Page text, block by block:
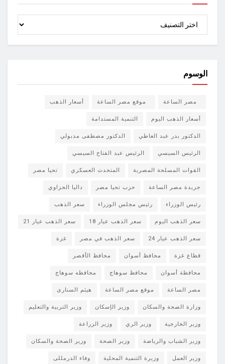
الأقسام
الوسوم
مصر الساعة موقع مصر الساعة أسعار الذهب
أسعار الذهب اليوم التنمية المستدامة
الدكتور بدر عبد العاطي الدكتور مصطفى مدبولي
الرئيس السيسي الرئيس عبد الفتاح السيسي
القوات المسلحة المصرية المتحدث العسكري تحيا مصر
جريدة مصر الساعة حزب تحيا مصر داليا الحزاوي
رئيس الوزراء رئيس مجلس الوزراء سعر الذهب
سعر الذهب اليوم سعر الذهب عيار 18 سعر الذهب عيار 21
سعر الذهب عيار 24 سعر الذهب في مصر غزة
قطاع غزة محافظ أسوان محافظ الأقصر
محافظة أسوان محافظ سوهاج محافظه سوهاج
مصر الساعة موقع مصر الساعة هيثم السنارى
وزارة الصحة والسكان وزير الإسكان وزير التربية والتعليم
وزير الخارجية وزير الري وزير الزراعة
وزير الشباب والرياضة وزير الصحة وزير الصحة والسكان
وزير العمل وزيرة التنمية المحلية وفاء الدرمللى